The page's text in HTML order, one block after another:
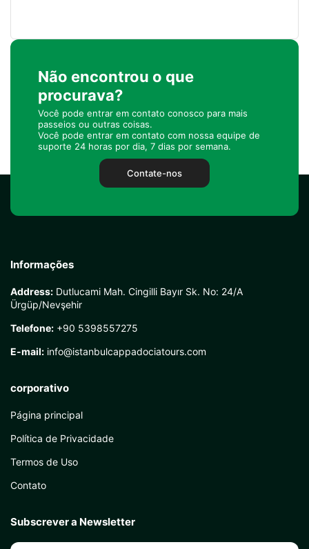
Não encontrou o que
procurava?
Você pode entrar em contato conosco para mais
passeios ou outras coisas.
Você pode entrar em contato com nossa equipe de
suporte 24 horas por dia, 7 dias por semana.
Contate-nos
Informações
Address: Dutlucami Mah. Cingilli Bayır Sk. No: 24/A
Ürgüp/Nevşehir
Telefone: +90 5398557275
E-mail: info@istanbulcappadociatours.com
corporativo
Página principal
Política de Privacidade
Termos de Uso
Contato
Subscrever a Newsletter